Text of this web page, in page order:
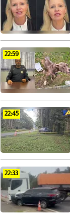
22:59
22:45
22:33